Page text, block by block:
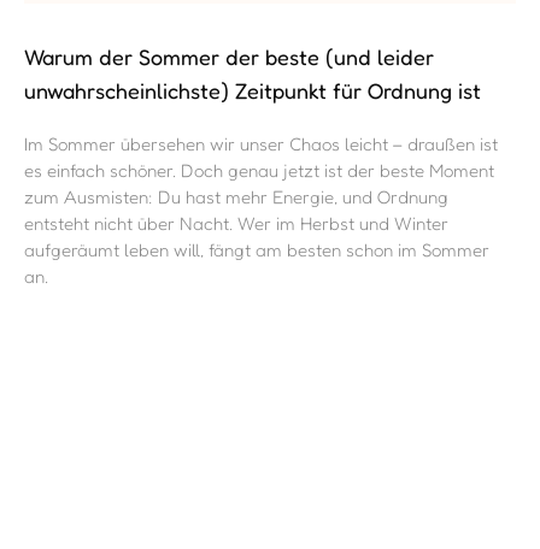
Warum der Sommer der beste (und leider
unwahrscheinlichste) Zeitpunkt für Ordnung ist
Im Sommer übersehen wir unser Chaos leicht – draußen ist
es einfach schöner. Doch genau jetzt ist der beste Moment
zum Ausmisten: Du hast mehr Energie, und Ordnung
entsteht nicht über Nacht. Wer im Herbst und Winter
aufgeräumt leben will, fängt am besten schon im Sommer
an.